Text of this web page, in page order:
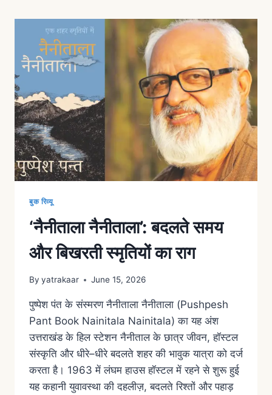
बुक रिव्यू
‘नैनीताला नैनीताला’: बदलते समय
और बिखरती स्मृतियों का राग
By yatrakaar June 15, 2026
पुष्पेश पंत के संस्मरण नैनीताला नैनीताला (Pushpesh
Pant Book Nainitala Nainitala) का यह अंश
उत्तराखंड के हिल स्टेशन नैनीताल के छात्र जीवन, हॉस्टल
संस्कृति और धीरे–धीरे बदलते शहर की भावुक यात्रा को दर्ज
करता है। 1963 में लंघम हाउस हॉस्टल में रहने से शुरू हुई
यह कहानी युवावस्था की दहलीज़, बदलते रिश्तों और पहाड़